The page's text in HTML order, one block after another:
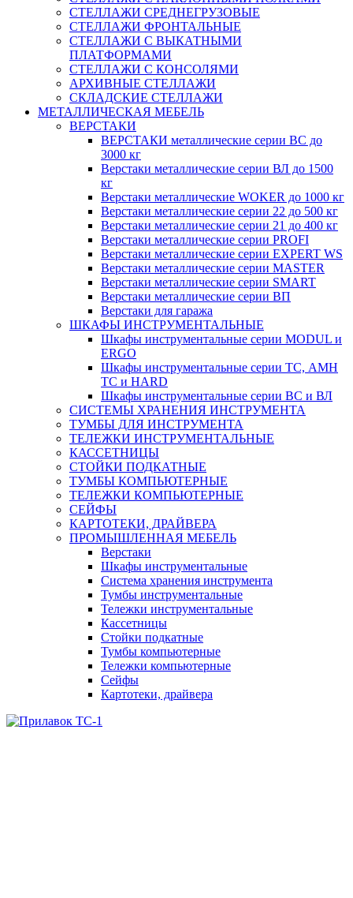
СТЕЛЛАЖИ СРЕДНЕГРУЗОВЫЕ
СТЕЛЛАЖИ ФРОНТАЛЬНЫЕ
СТЕЛЛАЖИ С ВЫКАТНЫМИ
ПЛАТФОРМАМИ
СТЕЛЛАЖИ С КОНСОЛЯМИ
АРХИВНЫЕ СТЕЛЛАЖИ
СКЛАДСКИЕ СТЕЛЛАЖИ
МЕТАЛЛИЧЕСКАЯ МЕБЕЛЬ
ВЕРСТАКИ
ВЕРСТАКИ металлические серии ВС до
3000 кг
Верстаки металлические серии ВЛ до 1500
кг
Верстаки металлические WOKER до 1000 кг
Верстаки металлические серии 22 до 500 кг
Верстаки металлические серии 21 до 400 кг
Верстаки металлические серии PROFI
Верстаки металлические серии EXPERT WS
Верстаки металлические серии MASTER
Верстаки металлические серии SMART
Верстаки металлические серии ВП
Верстаки для гаража
ШКАФЫ ИНСТРУМЕНТАЛЬНЫЕ
Шкафы инструментальные серии MODUL и
ERGO
Шкафы инструментальные серии ТС, АМН
ТС и HARD
Шкафы инструментальные серии ВС и ВЛ
СИСТЕМЫ ХРАНЕНИЯ ИНСТРУМЕНТА
ТУМБЫ ДЛЯ ИНСТРУМЕНТА
ТЕЛЕЖКИ ИНСТРУМЕНТАЛЬНЫЕ
КАССЕТНИЦЫ
СТОЙКИ ПОДКАТНЫЕ
ТУМБЫ КОМПЬЮТЕРНЫЕ
ТЕЛЕЖКИ КОМПЬЮТЕРНЫЕ
СЕЙФЫ
КАРТОТЕКИ, ДРАЙВЕРА
ПРОМЫШЛЕННАЯ МЕБЕЛЬ
Верстаки
Шкафы инструментальные
Система хранения инструмента
Тумбы инструментальные
Тележки инструментальные
Кассетницы
Стойки подкатные
Тумбы компьютерные
Тележки компьютерные
Сейфы
Картотеки, драйвера